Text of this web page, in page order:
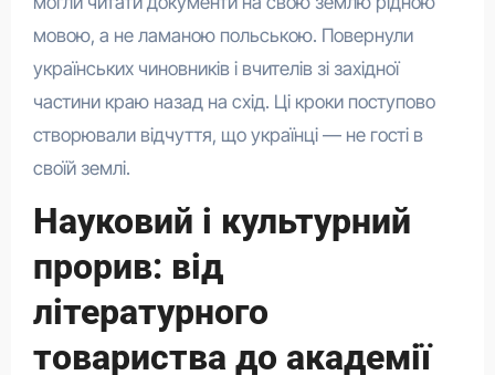
мовою, а не ламаною польською. Повернули
українських чиновників і вчителів зі західної
частини краю назад на схід. Ці кроки поступово
створювали відчуття, що українці — не гості в
своїй землі.
Науковий і культурний
прорив: від
літературного
товариства до академії